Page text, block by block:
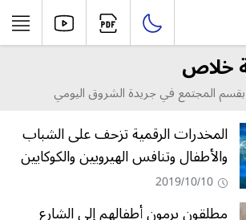
خلاص
المجتمع في جريدة الشروق اليومي
المخدرات الرقمية تزحف على الشباب
والأطفال وتنافس الهيرويين والكوكايين
2019/10/10
مطلقون يرمون أطفالهم إلى الشارع